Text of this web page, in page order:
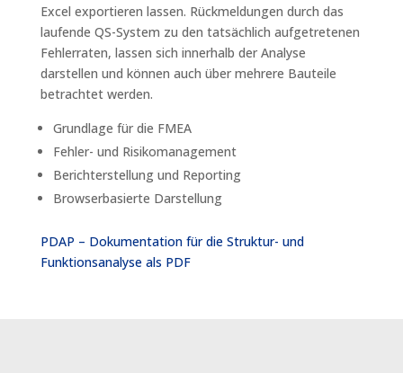
Excel exportieren lassen. Rückmeldungen durch das
laufende QS-System zu den tatsächlich aufgetretenen
Fehlerraten, lassen sich innerhalb der Analyse
darstellen und können auch über mehrere Bauteile
betrachtet werden.
Grundlage für die FMEA
Fehler- und Risikomanagement
Berichterstellung und Reporting
Browserbasierte Darstellung
PDAP – Dokumentation für die Struktur- und
Funktionsanalyse als PDF